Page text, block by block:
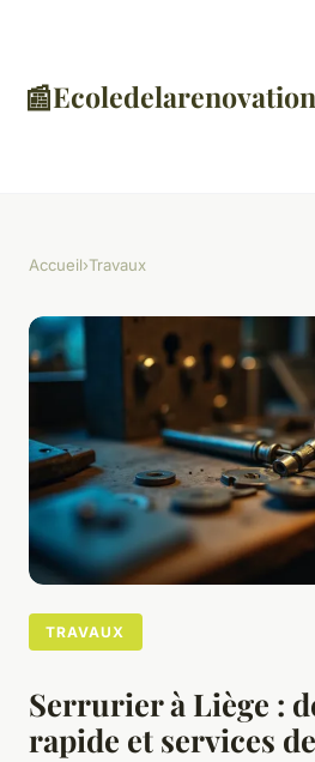
📰
Accueil›Travaux
TRAVAUX
Serrurier à Liège :
rapide et services